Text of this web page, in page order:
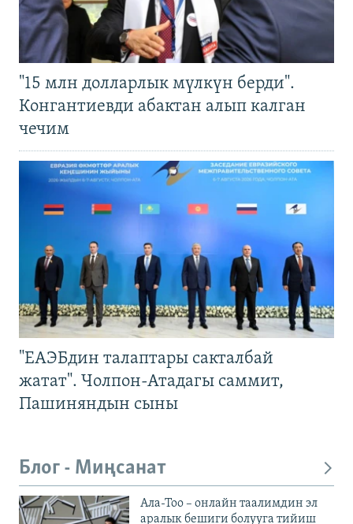
"15 млн долларлык мүлкүн берди".
Конгантиевди абактан алып калган
чечим
"ЕАЭБдин талаптары сакталбай
жатат". Чолпон-Атадагы саммит,
Пашиняндын сыны
Блог - Миңсанат
Ала-Тоо – онлайн таалимдин эл
аралык бешиги болууга тийиш